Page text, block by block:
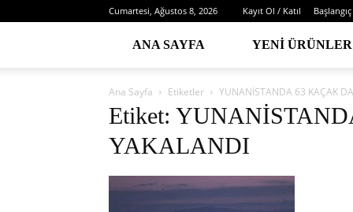
Cumartesi, Ağustos 8, 2026 Kayıt Ol / Katıl Başlangıç
ANA SAYFA YENI ÜRÜNLER
Ana Sayfa Etiketler YUNANİSTANDA 63 KAÇAK
Etiket:
YAKALANDI